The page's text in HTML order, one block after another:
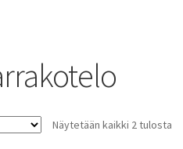
Näytetään kaikki 2 tulosta